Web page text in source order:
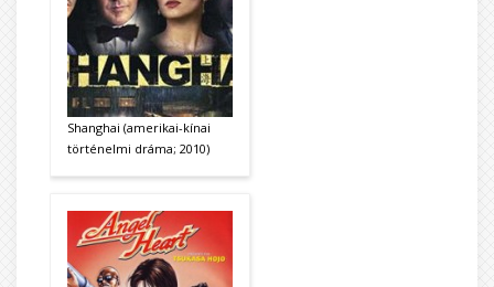
Shanghai (amerikai-kínai
történelmi dráma; 2010)